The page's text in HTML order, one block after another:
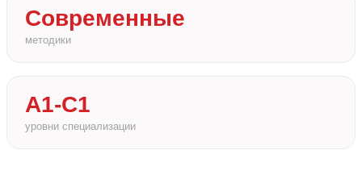
Современные
методики
А1-С1
уровни специализации